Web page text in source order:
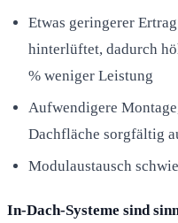
Etwas geringerer
hinterlüftet, dadurch
% weniger Leistung
Aufwendigere
Dachfläche sorgfältig
Modulaustausch
In-Dach-Systeme sind